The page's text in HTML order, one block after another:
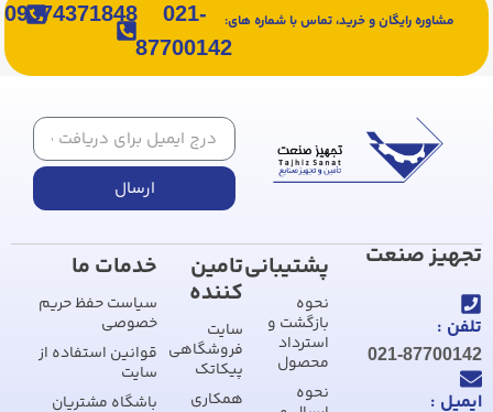
مشاوره رایگان و خرید، تماس با شماره های:
021-
87700142
09374371848
ارسال
تجهیز صنعت
تلفن :
021-87700142
ایمیل :
پشتیبانی
نحوه
بازگشت و
استرداد
محصول
نحوه
تامین
کننده
سایت
فروشگاهی
پیکاتک
همکاری
خدمات ما
سیاست حفظ حریم
خصوصی
قوانین استفاده از
سایت
باشگاه مشتریان